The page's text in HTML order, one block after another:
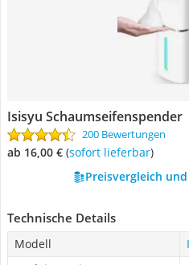
Isisyu Schaumseifenspender
200 Bewertungen
ab 16,00 € ( Sofort lieferbar)
Preisvergleich
Technische Details
Modell